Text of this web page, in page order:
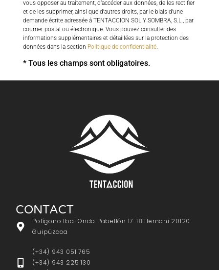
vous opposer au traitement, d’accéder aux données, de les rectifier
et de les supprimer, ainsi que d’autres droits, par le biais d’une
demande écrite adressée à TENTACCION SOL Y SOMBRA, S.L., par
courrier postal ou électronique. Vous pouvez consulter des
informations supplémentaires et détaillées sur la protection des
données dans la section Politique de confidentialité.
* Tous les champs sont obligatoires.
CONTACT
Polígono Ibai Ondo Pabellón 17-18 Hernani 20120
Guipúzcoa
(+34) 943 051 765
(+34) 943 225 130